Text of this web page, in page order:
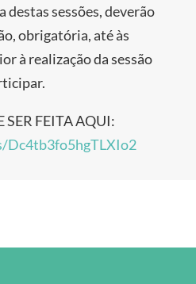
destas sessões, deverão
obrigatória, até às
à realização da sessão
SER FEITA AQUI: